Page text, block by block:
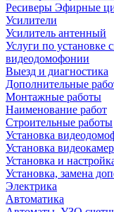
Ресиверы Эфирные
Усилители
Усилитель антенный
Услуги по установке
видеодомофонии
Выезд и диагностика
Дополнительные
Монтажные работы
Наименование работ
Строительные работы
Установка
Установка видеокамер
Установка и
Установка, замена
Электрика
Автоматика